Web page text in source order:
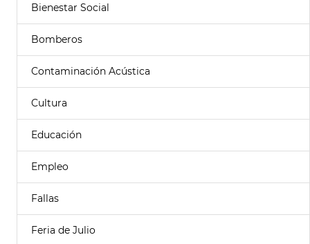
Bienestar Social
Bomberos
Contaminación Acústica
Cultura
Educación
Empleo
Fallas
Feria de Julio